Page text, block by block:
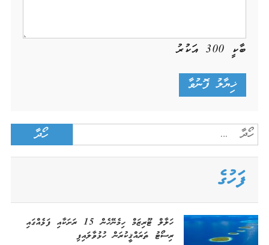
ބާކީ 300އަކުރު
Search
for:
ފަހުގެ
ހަލާލް ޓޫރިޒަމް ހިމެނޭހެން 15 ރަށަކާއި ފަޅެއްގައި
ރިސޯޓު ތަރައްޤީކުރަން ހުޅުވާލައިފި